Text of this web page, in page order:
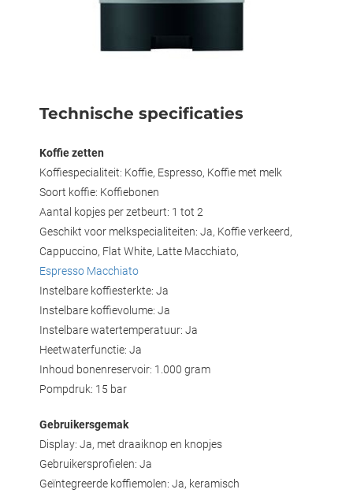
Technische specificaties
Koffie zetten
Koffiespecialiteit: Koffie, Espresso, Koffie met melk
Soort koffie: Koffiebonen
Aantal kopjes per zetbeurt: 1 tot 2
Geschikt voor melkspecialiteiten: Ja, Koffie verkeerd,
Cappuccino, Flat White, Latte Macchiato,
Espresso Macchiato
Instelbare koffiesterkte: Ja
Instelbare koffievolume: Ja
Instelbare watertemperatuur: Ja
Heetwaterfunctie: Ja
Inhoud bonenreservoir: 1.000 gram
Pompdruk: 15 bar
Gebruikersgemak
Display: Ja, met draaiknop en knopjes
Gebruikersprofielen: Ja
Geïntegreerde koffiemolen: Ja, keramisch